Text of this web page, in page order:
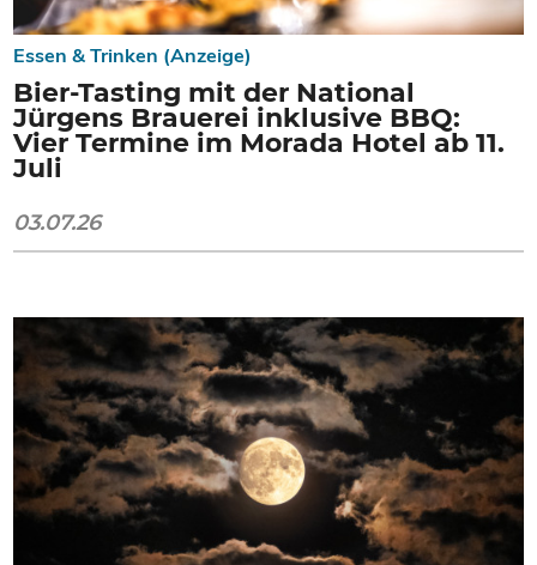
Essen & Trinken (Anzeige)
Bier-Tasting mit der National
Jürgens Brauerei inklusive BBQ:
Vier Termine im Morada Hotel ab 11.
Juli
03.07.26